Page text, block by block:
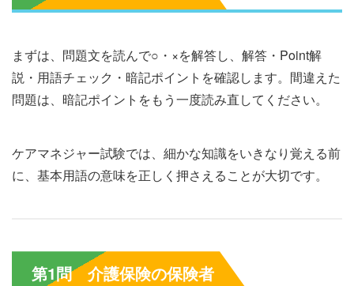
まずは、問題文を読んで○・×を解答し、解答・Point解
説・用語チェック・暗記ポイントを確認します。間違えた
問題は、暗記ポイントをもう一度読み直してください。
ケアマネジャー試験では、細かな知識をいきなり覚える前
に、基本用語の意味を正しく押さえることが大切です。
第1問 介護保険の保険者